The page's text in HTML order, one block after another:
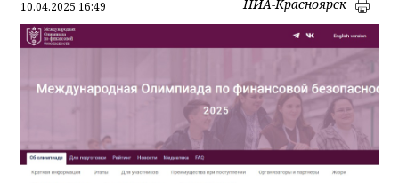
10.04.2025 16:49 НИА-Красноярск